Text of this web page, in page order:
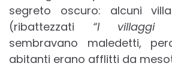
segreto oscuro: alcuni
(ribattezzati “I villaggi
sembravano maledetti,
abitanti erano afflitti da